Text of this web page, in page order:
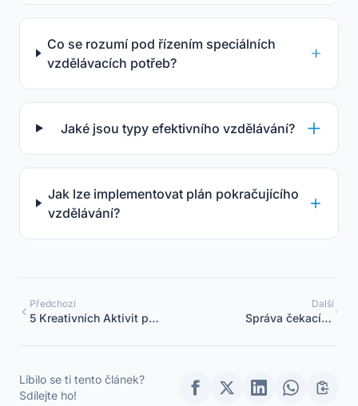
Co se rozumí pod řízením speciálních
vzdělávacích potřeb?
Jaké jsou typy efektivního vzdělávání?
Jak lze implementovat plán pokračujícího
vzdělávání?
Předchozí
5 Kreativních Aktivit pro
Další
Správa čekacích
koordinátory
Líbilo se ti tento článek?
Sdílejte ho!